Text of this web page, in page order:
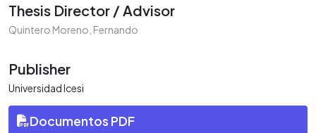
Thesis Director / Advisor
Quintero Moreno, Fernando
Publisher
Universidad Icesi
Documentos PDF